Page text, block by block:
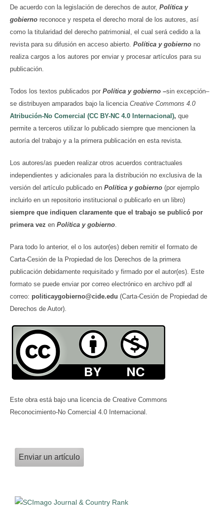
De acuerdo con la legislación de derechos de autor, Política y
gobierno reconoce y respeta el derecho moral de los autores, así
como la titularidad del derecho patrimonial, el cual será cedido a la
revista para su difusión en acceso abierto. Política y gobierno no
realiza cargos a los autores por enviar y procesar artículos para su
publicación.
Todos los textos publicados por Política y gobierno –sin excepción–
se distribuyen amparados bajo la licencia Creative Commons 4.0
Atribución-No Comercial (CC BY-NC 4.0 Internacional), que
permite a terceros utilizar lo publicado siempre que mencionen la
autoría del trabajo y a la primera publicación en esta revista.
Los autores/as pueden realizar otros acuerdos contractuales
independientes y adicionales para la distribución no exclusiva de la
versión del artículo publicado en Política y gobierno (por ejemplo
incluirlo en un repositorio institucional o publicarlo en un libro)
siempre que indiquen claramente que el trabajo se publicó por
primera vez en Política y gobierno
Para todo lo anterior, el o los autor(es) deben remitir el formato de
Carta-Cesión de la Propiedad de los Derechos de la primera
publicación debidamente requisitado y firmado por el autor(es). Este
formato se puede enviar por correo electrónico en archivo pdf al
correo: politicaygobierno@cide.edu (Carta-Cesión de Propiedad de
Derechos de Autor).
Este obra está bajo una licencia de Creative Commons
Reconocimiento-No Comercial 4.0 Internacional.
Enviar un artículo